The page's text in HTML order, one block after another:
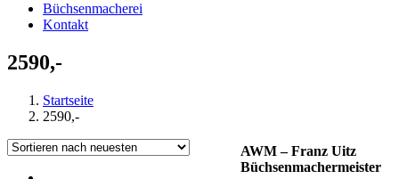
Büchsenmacherei
Kontakt
2590,-
Startseite
2590,-
AWM – Franz Uitz
Büchsenmachermeister